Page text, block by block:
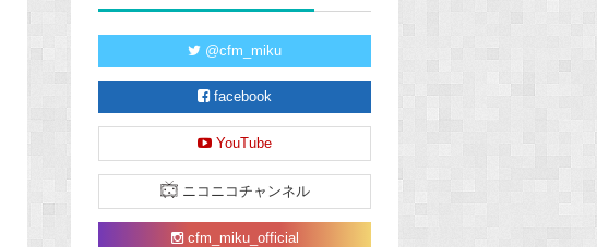
@cfm_miku
facebook
YouTube
ニコニコチャンネル
cfm_miku_official